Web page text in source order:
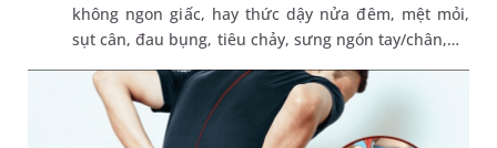
không ngon giấc, hay thức dậy nửa đêm, mệt mỏi,
sụt cân, đau bụng, tiêu chảy, sưng ngón tay/chân,…